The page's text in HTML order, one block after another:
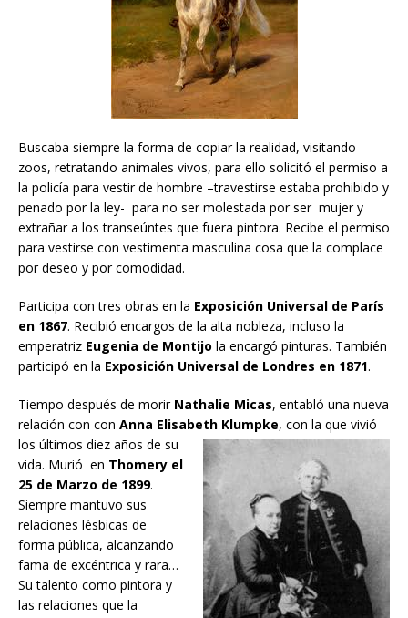
Buscaba siempre la forma de copiar la realidad, visitando
zoos, retratando animales vivos, para ello solicitó el permiso a
la policía para vestir de hombre –travestirse estaba prohibido y
penado por la ley- para no ser molestada por ser mujer y
extrañar a los transeúntes que fuera pintora. Recibe el permiso
para vestirse con vestimenta masculina cosa que la complace
por deseo y por comodidad.
Participa con tres obras en la Exposición Universal de París
en 1867. Recibió encargos de la alta nobleza, incluso la
emperatriz Eugenia de Montijo la encargó pinturas. También
participó en la Exposición Universal de Londres en 1871.
Tiempo después de morir Nathalie Micas, entabló una nueva
relación con con Anna Elisabeth Klumpke, con la que vivió
los últimos diez años de su
vida. Murió en Thomery el
25 de Marzo de 1899.
Siempre mantuvo sus
relaciones lésbicas de
forma pública, alcanzando
fama de excéntrica y rara…
Su talento como pintora y
las relaciones que la